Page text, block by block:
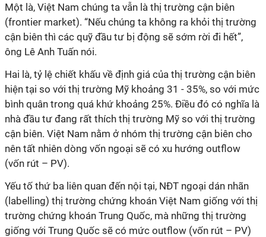
Một là, Việt Nam chúng ta vẫn là thị trường cận biên
(frontier market). “Nếu chúng ta không ra khỏi thị trường
cận biên thì các quỹ đầu tư bị động sẽ sớm rời đi hết”,
ông Lê Anh Tuấn nói.
Hai là, tỷ lệ chiết khấu về định giá của thị trường cận biên
hiện tại so với thị trường Mỹ khoảng 31 - 35%, so với mức
bình quân trong quá khứ khoảng 25%. Điều đó có nghĩa là
nhà đầu tư đang rất thích thị trường Mỹ so với thị trường
cận biên. Việt Nam nằm ở nhóm thị trường cận biên cho
nên tất nhiên dòng vốn ngoại sẽ có xu hướng outflow
(vốn rút – PV).
Yếu tố thứ ba liên quan đến nội tại, NĐT ngoại dán nhãn
(labelling) thị trường chứng khoán Việt Nam giống với thị
trường chứng khoán Trung Quốc, mà những thị trường
giống với Trung Quốc sẽ có mức outflow (vốn rút – PV)